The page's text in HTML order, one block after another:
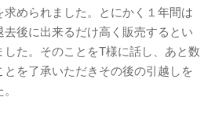
められました。とにかく１年間は
後に出来るだけ高く販売するとい
した。そのことをT様に話し、あと数
とを了承いただきその後の引越しを